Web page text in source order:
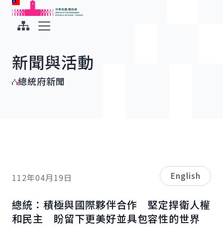
跳到主要內容
中華民國總統府
新聞與活動
總統府新聞
112年04月19日 English
總統：積極與國際夥伴合作 堅定捍衛人權
和民主 盼留下更美好並具包容性的世界